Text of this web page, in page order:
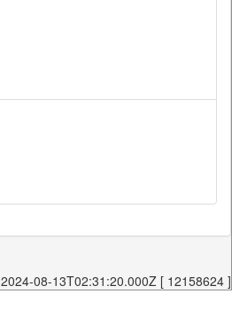
2024-08-13T02:31:20.000Z [ 12158624 ]